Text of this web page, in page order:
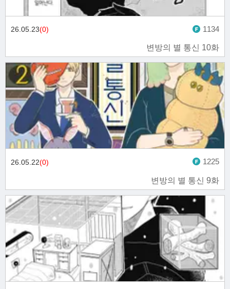
변방의 별 통신 10화
26.05.23(0) 1134
변방의 별 통신 9화
26.05.22(0) 1225